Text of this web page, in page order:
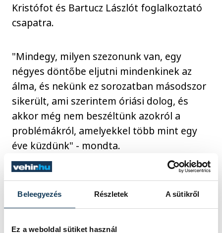
Beleegyezés Részletek A sütikről
Ez a weboldal sütiket használ
Kristófot és Bartucz Lászlót foglalkoztató
csapatra.
"Mindegy, milyen szezonunk van, egy
négyes döntőbe eljutni mindenkinek az
álma, és nekünk ez sorozatban másodszor
sikerült, ami szerintem óriási dolog, és
akkor még nem beszéltünk azokról a
problémákról, amelyekkel több mint egy
éve küzdünk" - mondta.
Sipos felidézte, hogy továbbra is sokan
hiányoznak sérülés miatt a keretükből,
köztük meghatározó játékosok, és ez
kihatással van a felkészülésükre és a